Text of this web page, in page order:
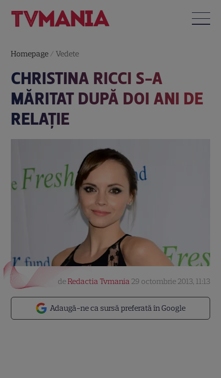
Homepage /Vedete
CHRISTINA RICCI S-A
MĂRITAT DUPĂ DOI ANI DE
RELAŢIE
Adaugă-ne ca sursă preferată în Google
deRedactia Tvmania 29 octombrie 2013, 11:13